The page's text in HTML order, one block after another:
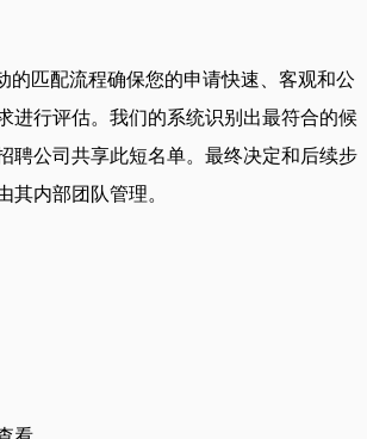
的匹配流程确保您的申请快速、客观和公
进行评估。我们的系统识别出最符合的候
聘公司共享此短名单。最终决定和后续步
其内部团队管理。